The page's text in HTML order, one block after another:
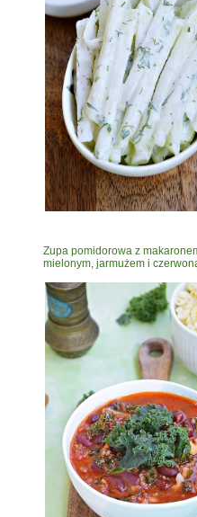
Zupa pomidorowa z
mielonym, jarmużem i